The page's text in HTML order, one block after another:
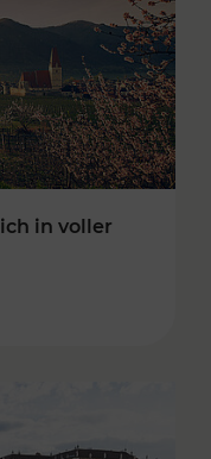
in voller